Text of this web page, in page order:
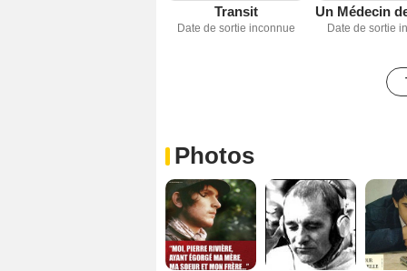
Transit
Date de sortie inconnue Date de sortie
Photos